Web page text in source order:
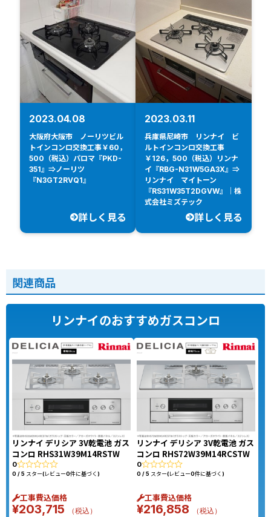
2023.04.08
大阪府大阪市 ノーリツビル
トインコンロ交換工事￥60，
500（税込）パロマ『PKD-
351』⇒ノーリツ
『N3GT2RVQ1』
詳しく見る
2023.03.11
兵庫県尼崎市 リンナイ ビ
ルトインコンロ交換工事
￥126，500（税込）リンナ
イ『RBG-N31W5GA3X』⇒
リンナイ マイトーン
『RS31W35T2DGVW』｜株
式会社ミズテック
詳しく見る
関連商品
リンナイのおすすめガスコンロ
リンナイ デリシア 3V乾電池 ガス
コンロ RHS31W39M14RSTW
0
0 / 5 スター(レビュー0件に基づく)
工事費込価格
¥203,715 （税込）
リンナイ デリシア 3V乾電池 ガス
コンロ RHS72W39M14RCSTW
0
0 / 5 スター(レビュー0件に基づく)
工事費込価格
¥216,858 （税込）